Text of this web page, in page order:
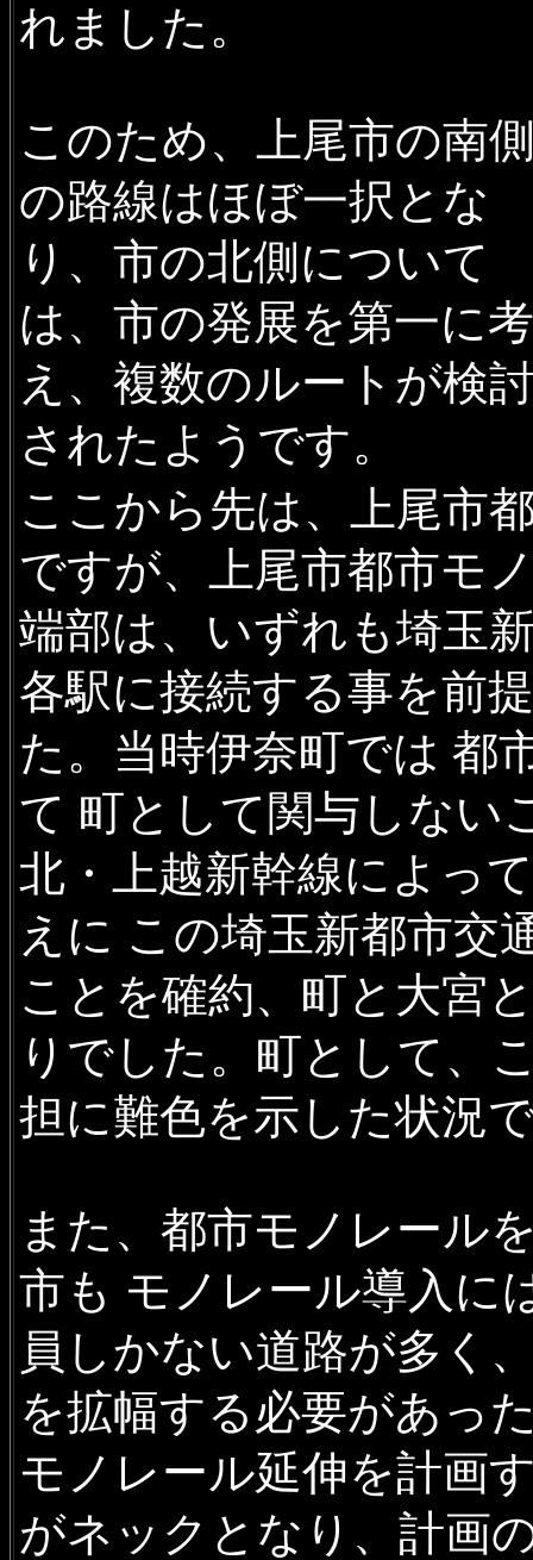
れました。
このため、上尾市の南
の路線はほぼ一択とな
り、市の北側について
は、市の発展を第一に考
え、複数のルートが検
されたようです。
ここから先は、上尾市
ですが、上尾市都市モ
端部は、いずれも埼玉
各駅に接続する事を前
た。当時伊奈町では 都
て 町として関与しない
北・上越新幹線によっ
えに この埼玉新都市交
ことを確約、町と大宮
りでした。町として、
担に難色を示した状況
また、都市モノレール
市も モノレール導入に
員しかない道路が多く
を拡幅する必要があっ
モノレール延伸を計画
がネックとなり、計画